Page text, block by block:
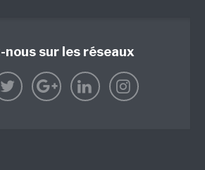
nous sur les réseaux